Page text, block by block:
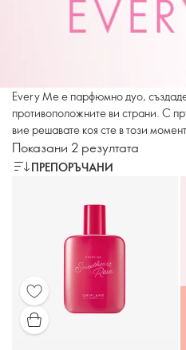
Every Me е парфюмно дуо,
противоположните ви страни. С
вие решавате коя сте в този
Показани 2 резултата
ПРЕПОРЪЧАНИ